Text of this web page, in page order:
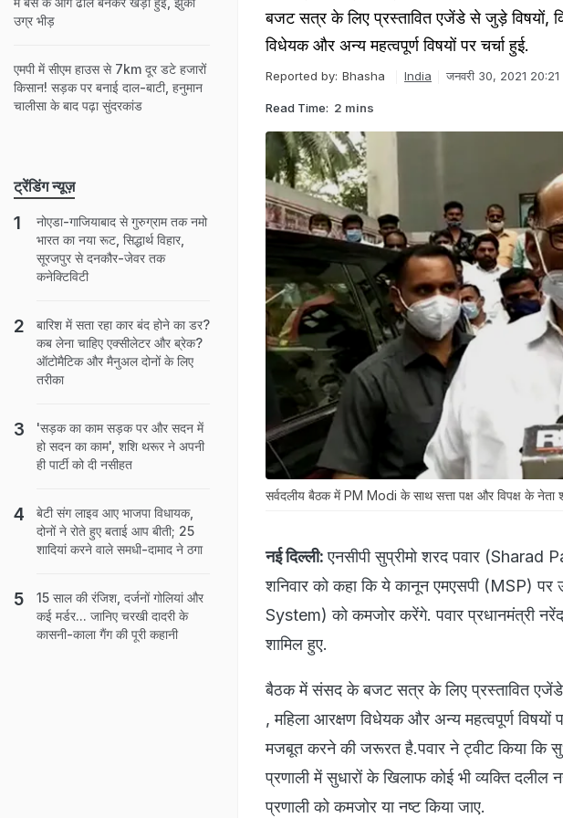
बजट सत्र के लिए प्रस्तावित एजेंडे से जुड़े
विधेयक और अन्य महत्वपूर्ण विषयों पर चर्चा हुई.
Reported by: Bhasha India जनवरी 30, 2021 20:21
Read Time: 2 mins
सर्वदलीय बैठक में PM Modi के साथ सत्ता पक्ष और विपक्ष के नेता
नई दिल्ली: एनसीपी सुप्रीमो शरद पवार (Sharad
शनिवार को कहा कि ये कानून एमएसपी (MSP)
System) को कमजोर करेंगे. पवार प्रधानमंत्री
शामिल हुए.
बैठक में संसद के बजट सत्र के लिए प्रस्तावित
, महिला आरक्षण विधेयक और अन्य महत्वपूर्ण विषयों
मजबूत करने की जरूरत है.पवार ने ट्वीट किया कि
प्रणाली में सुधारों के खिलाफ कोई भी व्यक्ति
प्रणाली को कमजोर या नष्ट किया जाए.
उग्र भीड़
एमपी में सीएम हाउस से 7km दूर डटे हजारों
किसान! सड़क पर बनाई दाल-बाटी, हनुमान
चालीसा के बाद पढ़ा सुंदरकांड
ट्रेंडिंग न्यूज़
नोएडा-गाजियाबाद से गुरुग्राम तक नमो
भारत का नया रूट, सिद्धार्थ विहार,
सूरजपुर से दनकौर-जेवर तक
कनेक्टिविटी
बारिश में सता रहा कार बंद होने का डर?
कब लेना चाहिए एक्सीलेटर और ब्रेक?
ऑटोमैटिक और मैनुअल दोनों के लिए
तरीका
'सड़क का काम सड़क पर और सदन में
हो सदन का काम', शशि थरूर ने अपनी
ही पार्टी को दी नसीहत
बेटी संग लाइव आए भाजपा विधायक,
दोनों ने रोते हुए बताई आप बीती; 25
शादियां करने वाले समधी-दामाद ने ठगा
15 साल की रंजिश, दर्जनों गोलियां और
कई मर्डर... जानिए चरखी दादरी के
कासनी-काला गैंग की पूरी कहानी